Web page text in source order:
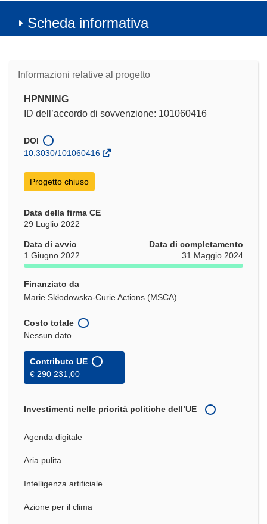
Scheda informativa
Informazioni relative al progetto
HPNNING
ID dell’accordo di sovvenzione: 101060416
DOI
10.3030/101060416
Progetto chiuso
Data della firma CE
29 Luglio 2022
Data di avvio
1 Giugno 2022
Data di completamento
31 Maggio 2024
Finanziato da
Marie Skłodowska-Curie Actions (MSCA)
Costo totale
Nessun dato
Contributo UE
€ 290 231,00
Investimenti nelle priorità politiche dell’UE
Agenda digitale
Aria pulita
Intelligenza artificiale
Azione per il clima